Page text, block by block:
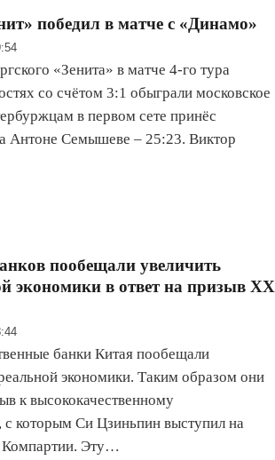
победил в матче с «Динамо»
«Зенита» в матче 4-го тура
со счётом 3:1 обыграли московское
в первом сете принёс
Антоне Семышеве – 25:23. Виктор
пообещали увеличить
экономики в ответ на призыв XX
банки Китая пообещали
экономики. Таким образом они
к высококачественному
с которым Си Цзиньпин выступил на
Компартии. Эту…